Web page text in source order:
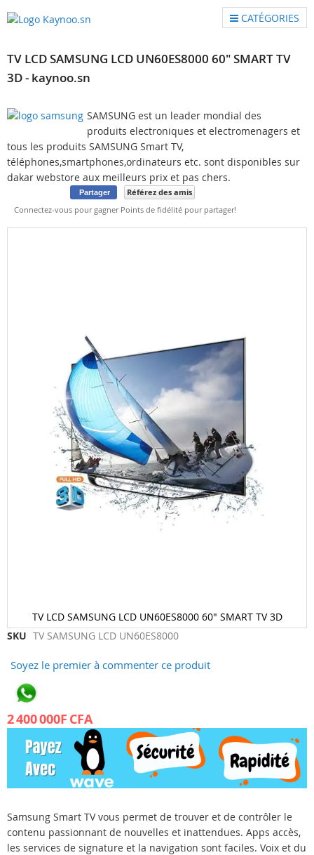
CATÉGORIES
TV LCD SAMSUNG LCD UN60ES8000 60" SMART TV
3D - kaynoo.sn
SAMSUNG est un leader mondial des
produits electroniques et electromenagers et
tous les produits SAMSUNG Smart TV,
téléphones,smartphones,ordinateurs etc. sont disponibles sur
dakar webstore aux meilleurs prix et pas chers.
Partager
Référez des amis
Connectez-vous pour gagner Points de fidélité pour partager!
SKU TV SAMSUNG LCD UN60ES8000
Soyez le premier à commenter ce produit
2 400 000F CFA
Samsung Smart TV vous permet de trouver et de contrôler le
contenu passionnant de nouvelles et inattendues. Apps accès,
les services de signature et la navigation sont faciles. Voix et du
TV LCD SAMSUNG LCD UN60ES8000 60" SMART TV 3D
Skip
the
beginning
the
images
gallery